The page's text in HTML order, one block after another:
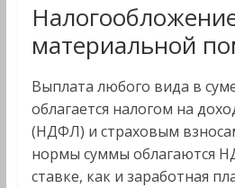
материальной
Выплата любого вида в
облагается налогом на
(НДФЛ) и страховым
нормы суммы облагаются
ставке, как и заработная